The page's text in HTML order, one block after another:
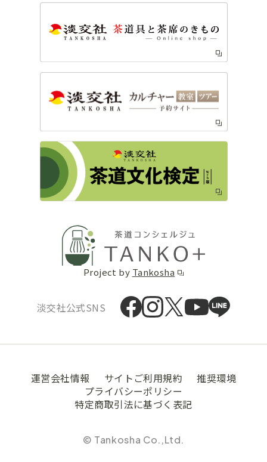
Project by Tankosha
淡交社公式SNS
運営会社情報 サイトご利用規約
推奨環境
プライバシーポリシー
特定商取引法に基づく表記
© Tankosha Co.,Ltd.